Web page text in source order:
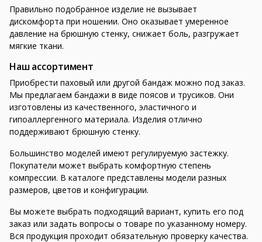
Правильно подобранное изделие не вызывает
дискомфорта при ношении. Оно оказывает умеренное
давление на брюшную стенку, снижает боль, разгружает
мягкие ткани.
Наш ассортимент
Приобрести паховый или другой бандаж можно под заказ.
Мы предлагаем бандажи в виде поясов и трусиков. Они
изготовлены из качественного, эластичного и
гипоаллергенного материала. Изделия отлично
поддерживают брюшную стенку.
Большинство моделей имеют регулируемую застежку.
Покупатели может выбрать комфортную степень
компрессии. В каталоге представлены модели разных
размеров, цветов и конфигурации.
Вы можете выбрать подходящий вариант, купить его под
заказ или задать вопросы о товаре по указанному номеру.
Вся продукция проходит обязательную проверку качества.